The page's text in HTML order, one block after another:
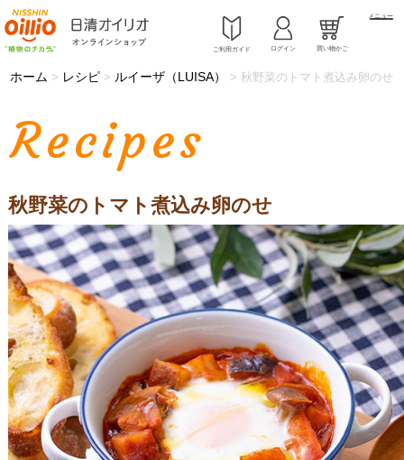
ご利用ガイド ログイン 買い物かご
メニュー
ホーム > レシピ > ルイーザ（LUISA） > 秋野菜のトマト煮込み卵のせ
Recipes
秋野菜のトマト煮込み卵のせ